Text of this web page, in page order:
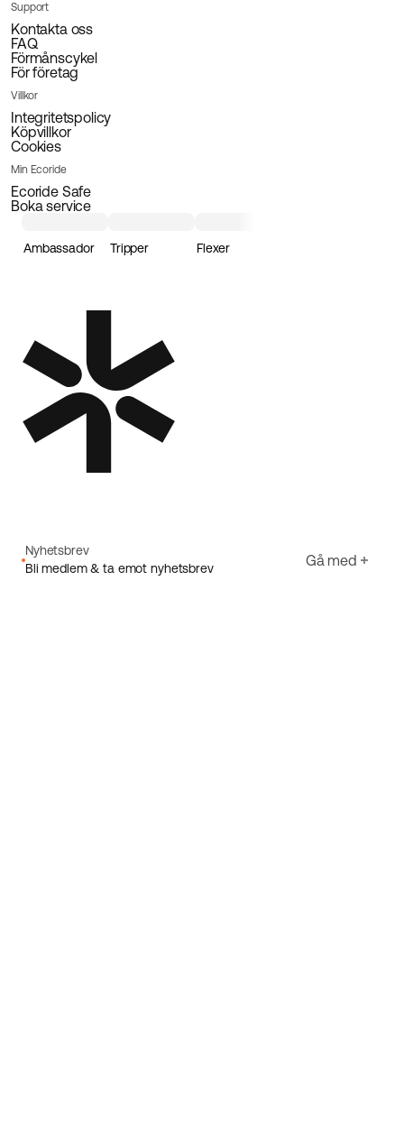
Support
Kontakta oss
FAQ
Förmånscykel
För företag
Villkor
Integritetspolicy
Köpvillkor
Cookies
Min Ecoride
Ecoride Safe
Boka service
Ambassador Tripper Flexer
Nyhetsbrev
Bli medlem & ta emot nyhetsbrev
Gå med